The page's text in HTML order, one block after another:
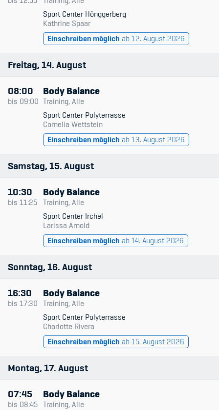
Offene Stellen
Mitgliedervereine
Netzwerk
Sport Center Hönggerberg
Kathrine Spaar
Einschreiben möglich ab 12. August 2026
Freitag 14 August
08:00
bis 09:00
Body Balance
Training, Alle
Sport Center Polyterrasse
Cornelia Wettstein
Einschreiben möglich ab 13. August 2026
Samstag 15 August
10:30
bis 11:25
Body Balance
Training, Alle
Sport Center Irchel
Larissa Arnold
Einschreiben möglich ab 14. August 2026
Sonntag 16 August
16:30
bis 17:30
Body Balance
Training, Alle
Sport Center Polyterrasse
Charlotte Rivera
Einschreiben möglich ab 15. August 2026
Montag 17 August
07:45
bis 08:45
Body Balance
Training, Alle